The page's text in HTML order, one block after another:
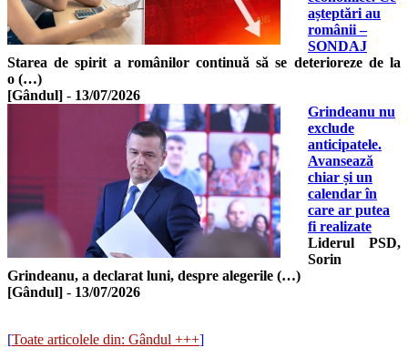
așteptări au
românii –
SONDAJ
Starea de spirit a românilor continuă să se deterioreze de la
o (…)
[Gândul] - 13/07/2026
Grindeanu nu
exclude
anticipatele.
Avansează
chiar și un
calendar în
care ar putea
fi realizate
Liderul PSD,
Sorin
Grindeanu, a declarat luni, despre alegerile (…)
[Gândul] - 13/07/2026
[Toate articolele din: Gândul +++]